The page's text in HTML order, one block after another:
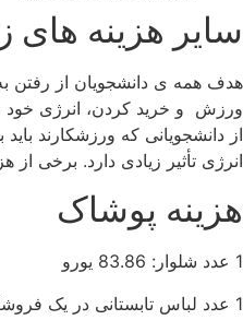
سایر هزینه های
هدف همه ی دانشجویان از رفتن
انرژی تأثیر زیادی دارد. برخی
هزینه پوشاک
1 عدد شلوار: 83.86 یورو
1 عدد لباس تابستانی در یک فروشگاه زنجیره ای: 31.56 یورو